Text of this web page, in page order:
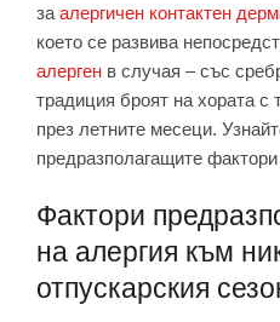
за алергичен контактен
което се развива
алерген в случая – със
традиция броят на хората с
през летните месеци.
предразполагащите фактори
Фактори
на алергия към
отпускарския